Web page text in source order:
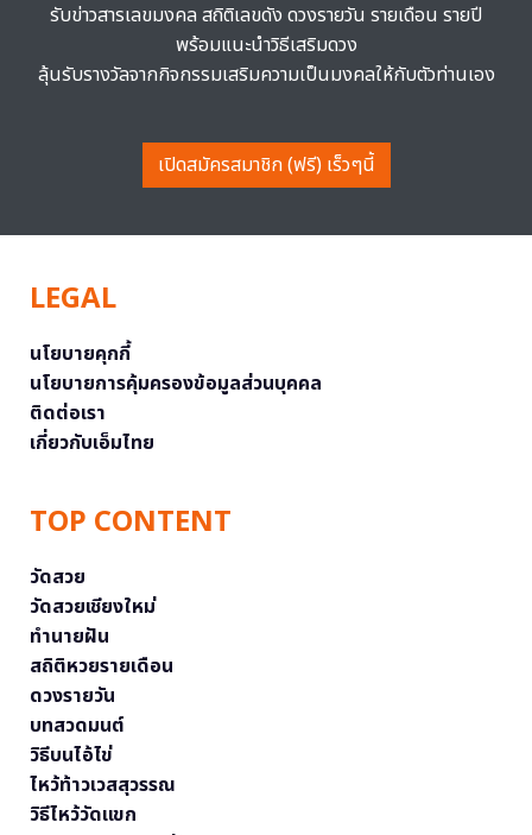
รับข่าวสารเลขมงคล สถิติเลขดัง ดวงรายวัน รายเดือน รายปี
พร้อมแนะนำวิธีเสริมดวง
ลุ้นรับรางวัลจากกิจกรรมเสริมความเป็นมงคลให้กับตัวท่านเอง
เปิดสมัครสมาชิก (ฟรี) เร็วๆนี้
LEGAL
นโยบายคุกกี้
นโยบายการคุ้มครองข้อมูลส่วนบุคคล
ติดต่อเรา
เกี่ยวกับเอ็มไทย
TOP CONTENT
วัดสวย
วัดสวยเชียงใหม่
ทำนายฝัน
สถิติหวยรายเดือน
ดวงรายวัน
บทสวดมนต์
วิธีบนไอ้ไข่
ไหว้ท้าวเวสสุวรรณ
วิธีไหว้วัดแขก